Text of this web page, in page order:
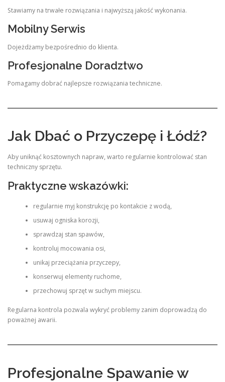
Stawiamy na trwałe rozwiązania i najwyższą jakość wykonania.
Mobilny Serwis
Dojeżdżamy bezpośrednio do klienta.
Profesjonalne Doradztwo
Pomagamy dobrać najlepsze rozwiązania techniczne.
Jak Dbać o Przyczepę i Łódź?
Aby uniknąć kosztownych napraw, warto regularnie kontrolować stan
techniczny sprzętu.
Praktyczne wskazówki:
regularnie myj konstrukcję po kontakcie z wodą,
usuwaj ogniska korozji,
sprawdzaj stan spawów,
kontroluj mocowania osi,
unikaj przeciążania przyczepy,
konserwuj elementy ruchome,
przechowuj sprzęt w suchym miejscu.
Regularna kontrola pozwala wykryć problemy zanim doprowadzą do
poważnej awarii.
Profesjonalne Spawanie w